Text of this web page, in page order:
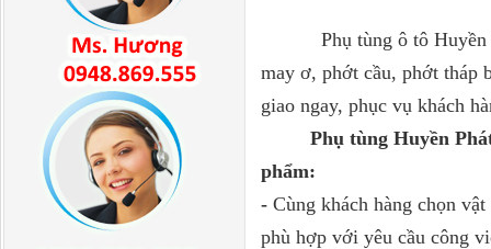
Phụ tùng ô tô Huyền
may ơ, phớt cầu, phớt tháp
giao ngay, phục vụ khách
Phụ tùng Huyền
phẩm:
- Cùng khách hàng chọn
phù hợp với yêu cầu công
M4610162101A0 Tapbi
cửa Thaco...